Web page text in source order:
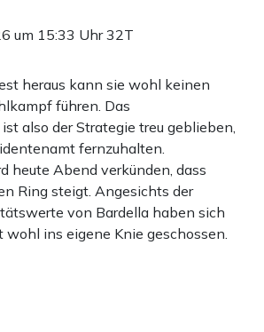
um 15:33 Uhr32T
heraus kann sie wohl keinen
führen. Das
also der Strategie treu geblieben,
fernzuhalten.
heute Abend verkünden, dass
Ring steigt. Angesichts der
von Bardella haben sich
wohl ins eigene Knie geschossen.